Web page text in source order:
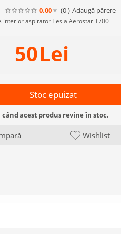
0.00 (0) Adaugă părere
interior aspirator Tesla Aerostar T700
50Lei
Stoc epuizat
acest produs revine în stoc.
Wishlist